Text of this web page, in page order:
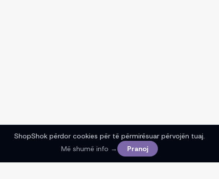
ShopShok përdor cookies për të përmirësuar përvojën tuaj.
Më shumë info →
Pranoj